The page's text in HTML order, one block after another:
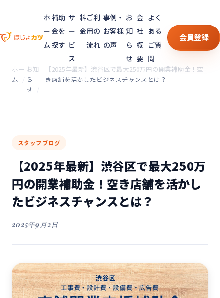
ホ
ー
ム
補助
金を
探す
サ
ー
ビ
ス
料
金
ご利
用の
流れ
事例・
お客様
の声
お
知
ら
せ
会
社
概
要
よく
ある
ご質
問
会員登録
ホー
ム
お知
ら
せ
【2025年最新】渋谷区で最大250万円の開業補助金！空
き店舗を活かしたビジネスチャンスとは？
スタッフブログ
【2025年最新】渋谷区で最大250万
円の開業補助金！空き店舗を活かし
たビジネスチャンスとは？
2025年9月2日